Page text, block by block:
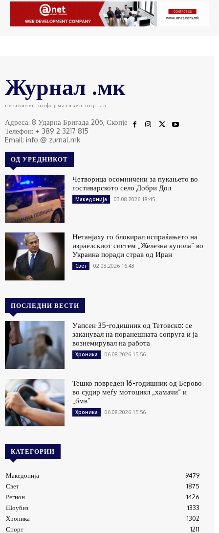
Журнал .мк
независен информативен портал
Адреса: 8 Ударна Бригада 20б, Скопје
Телефон: + 389 2 3217 815
Email: info @ zurnal.mk
ОД УРЕДНИКОТ
Четворица осомничени за пукањето во
гостиварското село Добри Дол
Македонија 03.08.2026 18:45
Нетанјаху го блокирал испраќањето на
израелскиот систем „Железна купола“ во
Украина поради страв од Иран
Свет 02.08.2026 16:43
ПОСЛЕДНИ ВЕСТИ
Уапсен 35-годишник од Тетовскo: се
заканувал на поранешната сопруга и ја
вознемирувал на работа
Хроника 06.08.2026 15:56
Тешко повреден 16-годишник од Берово
во судир меѓу мотоцикл „хамачи“ и
„бмв“
Хроника 06.08.2026 15:56
КАТЕГОРИИ
Македонија
9479
Свет
1875
Регион
1426
Шоубиз
1333
Хроника
1302
Спорт
1211